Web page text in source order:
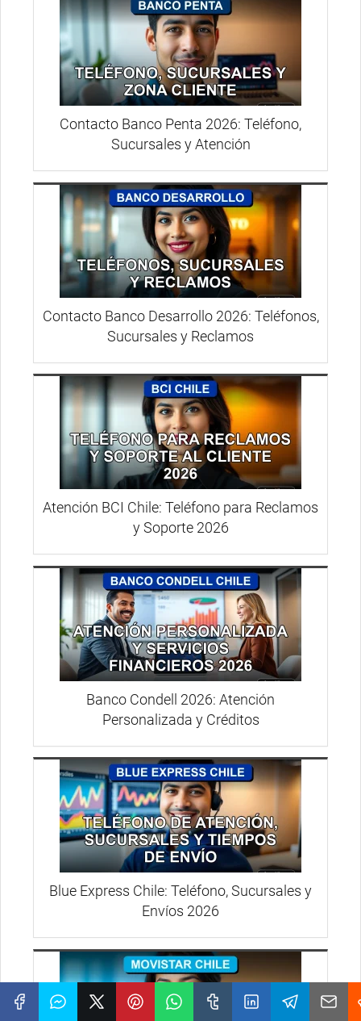
Contacto Banco Penta 2026: Teléfono,
Sucursales y Atención
Contacto Banco Desarrollo 2026: Teléfonos,
Sucursales y Reclamos
Atención BCI Chile: Teléfono para Reclamos
y Soporte 2026
Banco Condell 2026: Atención
Personalizada y Créditos
Blue Express Chile: Teléfono, Sucursales y
Envíos 2026